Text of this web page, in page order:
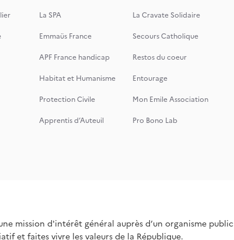
La SPA
La Cravate Solidaire
Emmaüs France
Secours Catholique
APF France handicap
Restos du coeur
Habitat et Humanisme
Entourage
Protection Civile
Mon Emile Association
Apprentis d’Auteuil
Pro Bono Lab
mission d'intérêt général auprès d’un organisme public
et faites vivre les valeurs de la République.